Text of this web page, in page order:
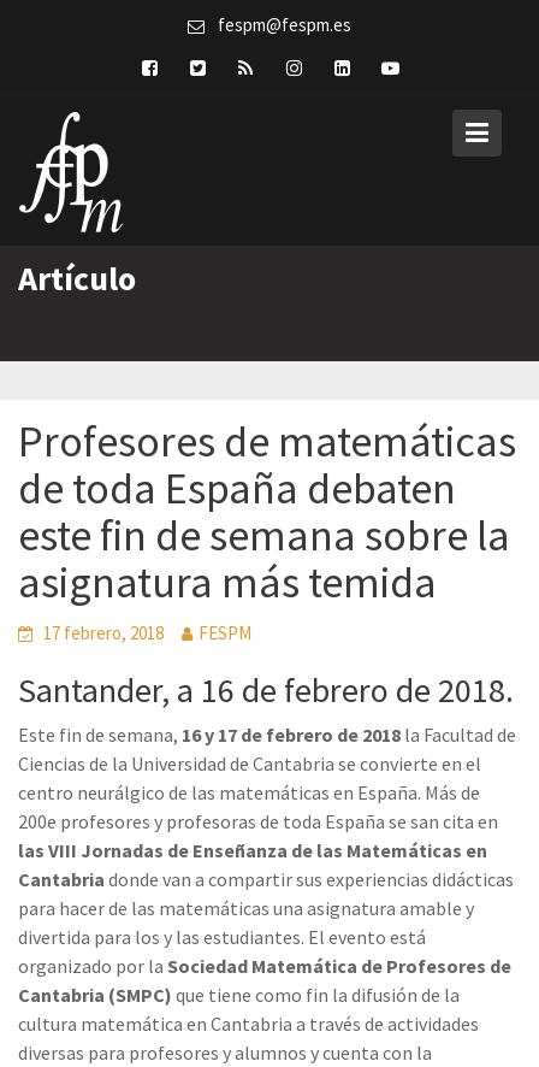
fespm@fespm.es
Artículo
Profesores de matemáticas
de toda España debaten
este fin de semana sobre la
asignatura más temida
17 febrero, 2018 FESPM
Santander, a 16 de febrero de 2018.
Este fin de semana, 16 y 17 de febrero de 2018 la Facultad de
Ciencias de la Universidad de Cantabria se convierte en el
centro neurálgico de las matemáticas en España. Más de
200e profesores y profesoras de toda España se san cita en
las VIII Jornadas de Enseñanza de las Matemáticas en
Cantabria donde van a compartir sus experiencias didácticas
para hacer de las matemáticas una asignatura amable y
divertida para los y las estudiantes. El evento está
organizado por la Sociedad Matemática de Profesores de
Cantabria (SMPC) que tiene como fin la difusión de la
cultura matemática en Cantabria a través de actividades
diversas para profesores y alumnos y cuenta con la